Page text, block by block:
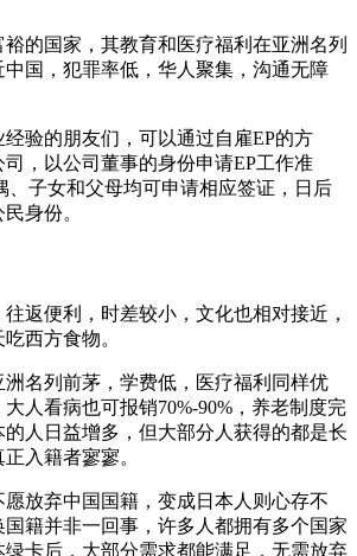
的国家，其教育和医疗福利在亚洲名列
国，犯罪率低，华人聚集，沟通无障
验的朋友们，可以通过自雇EP的方
，以公司董事的身份申请EP工作准
、子女和父母均可申请相应签证，日后
身份。
返便利，时差较小，文化也相对接近，
西方食物。
洲名列前茅，学费低，医疗福利同样优
人看病也可报销70%-90%，养老制度完
人日益增多，但大部分人获得的都是长
入籍者寥寥。
放弃中国国籍，变成日本人则心存不
籍并非一回事，许多人都拥有多个国家
卡后，大部分需求都能满足，无需放弃